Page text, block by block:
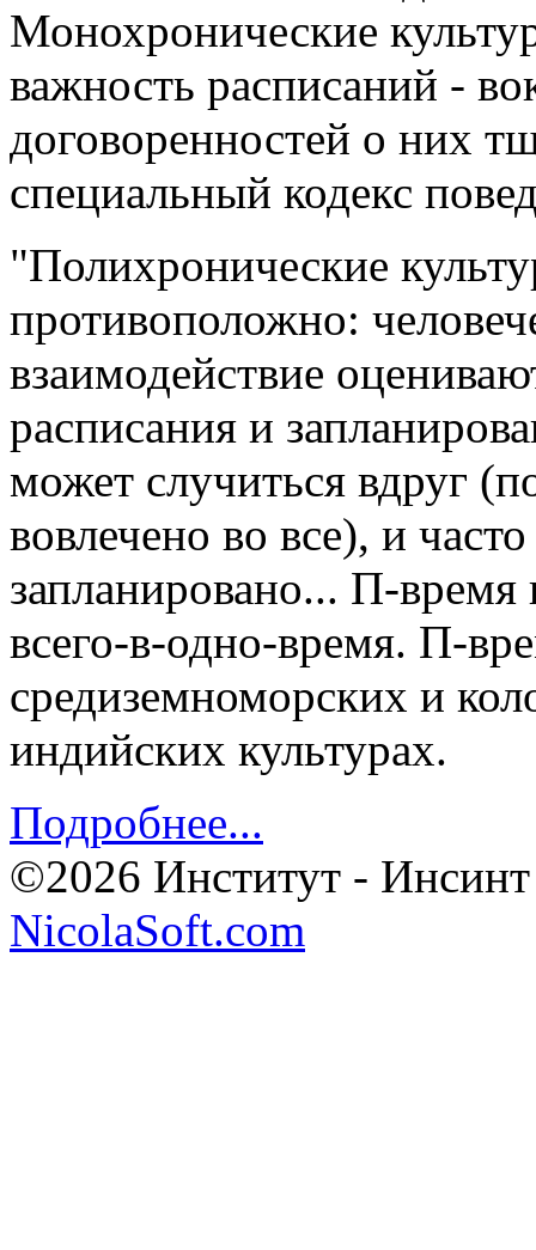
Монохронические
важность расписаний -
договоренностей о них
специальный кодекс
"Полихронические
противоположно:
взаимодействие
расписания и
может случиться вдруг
вовлечено во все), и
запланировано... П-
всего-в-одно-время. П-
средиземноморских и
индийских культурах.
Подробнее...
©2026 Институт -
NicolaSoft.com